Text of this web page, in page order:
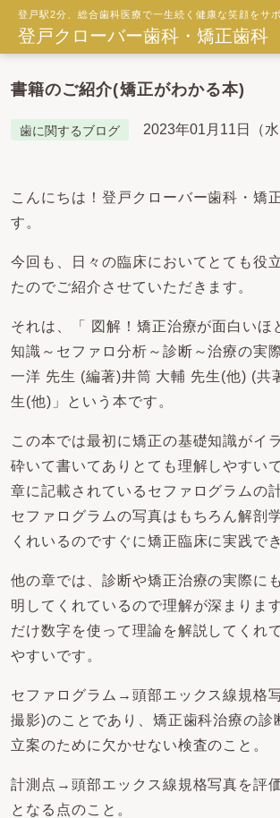
登戸駅2分、総合歯科医療で一生続く健康な笑顔をサ
登戸クローバー歯科・矯正歯科
書籍のご紹介(矯正がわかる本)
歯に関するブログ 2023年01月11日（水
こんにちは！登戸クローバー歯科・矯
す。
今回も、日々の臨床においてとても役
たのでご紹介させていただきます。
それは、「 図解！矯正治療が面白いほ
知識～セファロ分析～診断～治療の実
一洋 先生 (編著)井筒 大輔 先生(他) (共
生(他)」という本です。
この本では最初に矯正の基礎知識がイ
砕いて書いてありとても理解しやすい
章に記載されているセファログラムの
セファログラムの写真はもちろん解剖
くれいるのですぐに矯正臨床に実践で
他の章では、診断や矯正治療の実際に
明してくれているので理解が深まりま
だけ数字を使って理論を解説してくれ
やすいです。
セファログラム→頭部エックス線規格
撮影)のことであり、矯正歯科治療の診
立案のために欠かせない検査のこと。
計測点→頭部エックス線規格写真を評
となる点のこと。